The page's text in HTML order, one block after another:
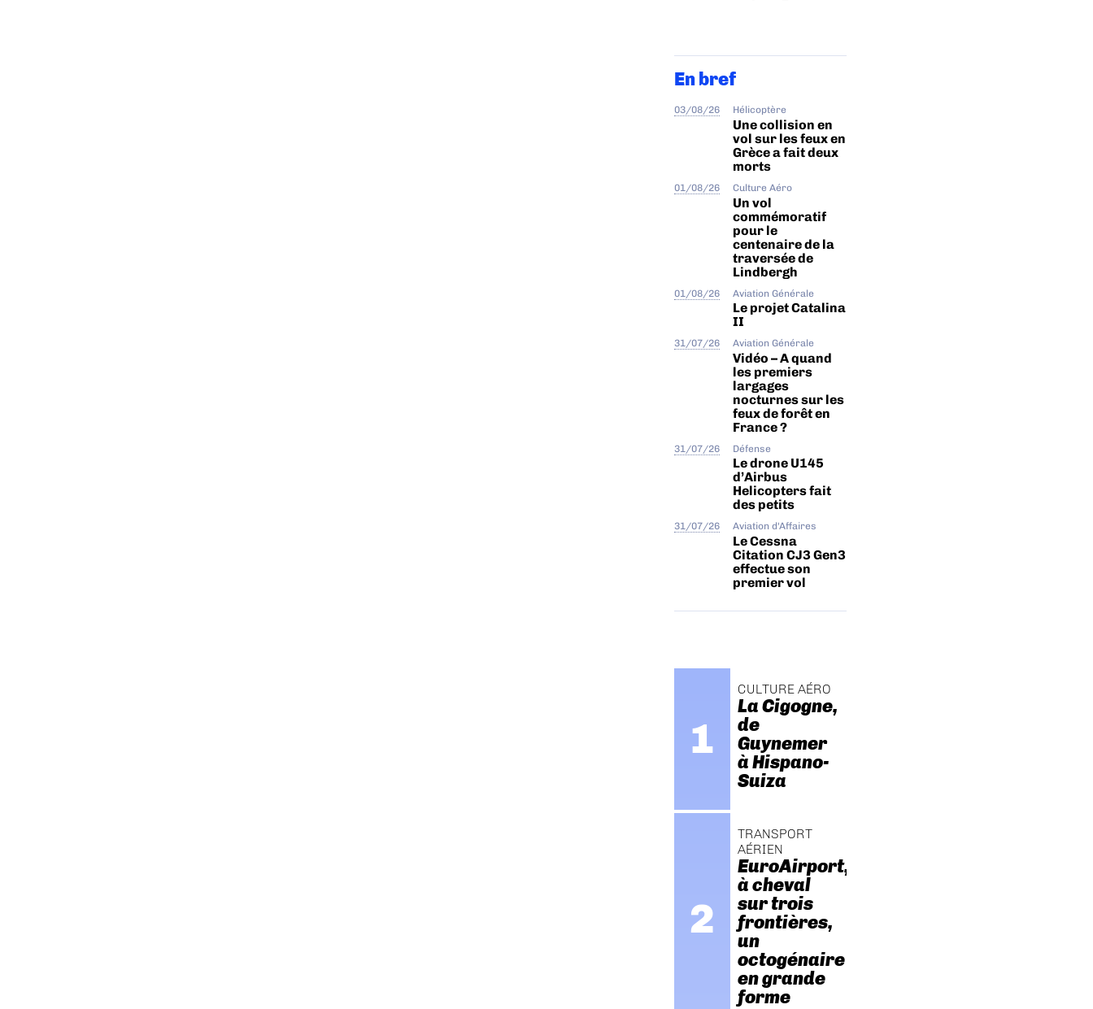
En bref
03/08/26 Hélicoptère
Une collision en
vol sur les feux en
Grèce a fait deux
morts
01/08/26 Culture Aéro
Un vol
commémoratif
pour le
centenaire de la
traversée de
Lindbergh
01/08/26 Aviation Générale
Le projet Catalina
II
31/07/26 Aviation Générale
Vidéo – A quand
les premiers
largages
nocturnes sur les
feux de forêt en
France ?
31/07/26 Défense
Le drone U145
d’Airbus
Helicopters fait
des petits
31/07/26 Aviation d'Affaires
Le Cessna
Citation CJ3 Gen3
effectue son
premier vol
CULTURE AÉRO
La Cigogne,
de
Guynemer
à Hispano-
Suiza
TRANSPORT
AÉRIEN
EuroAirport,
à cheval
sur trois
frontières,
un
octogénaire
en grande
forme